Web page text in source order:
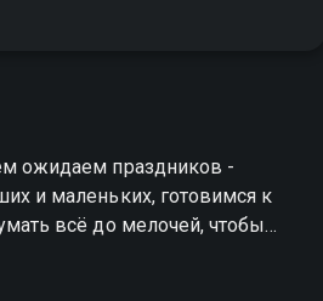
ожидаем праздников -
и маленьких, готовимся к
всё до мелочей, чтобы
надолго